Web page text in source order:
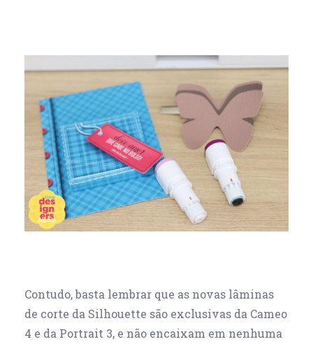
Contudo, basta lembrar que as novas lâminas
de corte da Silhouette são exclusivas da Cameo
4 e da Portrait 3, e não encaixam em nenhuma